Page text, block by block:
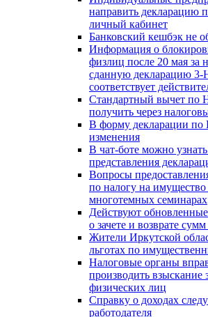
направить декларацию
личный кабинет
Банковский кешбэк не
Информация о
физлиц после 20 мая за
сданную декларацию
соответствует
Стандартный вычет
получить через
В форму декларации
изменения
В чат-боте можно
представления
Вопросы
по налогу на имущество
многотемных семинарах
Действуют
о зачете и возврате
Жители Иркутской
льготах по
Налоговые органы
производить взыскание
физических лиц
Справку о доходах
работодателя